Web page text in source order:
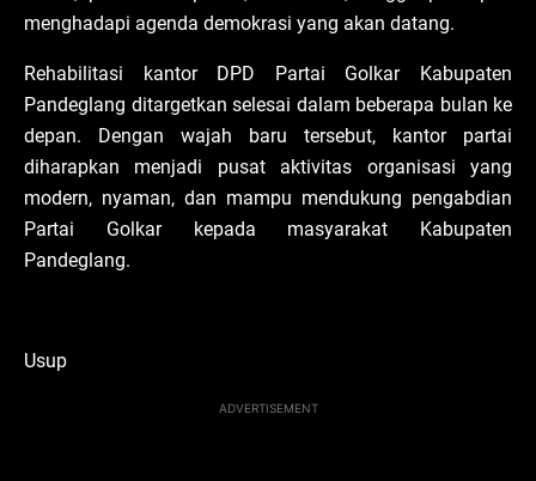
menghadapi agenda demokrasi yang akan datang.
Rehabilitasi kantor DPD Partai Golkar Kabupaten
Pandeglang ditargetkan selesai dalam beberapa bulan ke
depan. Dengan wajah baru tersebut, kantor partai
diharapkan menjadi pusat aktivitas organisasi yang
modern, nyaman, dan mampu mendukung pengabdian
Partai Golkar kepada masyarakat Kabupaten
Pandeglang.
Usup
ADVERTISEMENT